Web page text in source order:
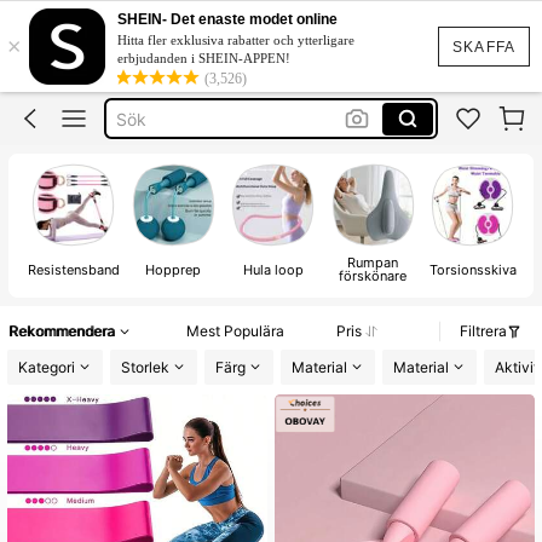
SKAFFA
×
SHEIN- Det enaste modet online
Hitta fler exklusiva rabatter och ytterligare
erbjudanden i SHEIN-APPEN!
(3,526)
Sök
Resistensband Hopprep Hula loop Rumpan
förskönare Torsionsskiva
Rekommendera Mest Populära Pris
Filtrera
Kategori
Storlek Färg Material Material